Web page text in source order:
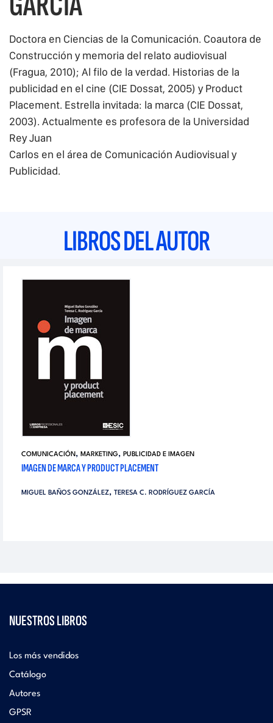
Doctora en Ciencias de la Comunicación. Coautora de
Construcción y memoria del relato audiovisual
(Fragua, 2010); Al filo de la verdad. Historias de la
publicidad en el cine (CIE Dossat, 2005) y Product
Placement. Estrella invitada: la marca (CIE Dossat,
2003). Actualmente es profesora de la Universidad
Rey Juan
Carlos en el área de Comunicación Audiovisual y
Publicidad.
LIBROS DEL AUTOR
COMUNICACIÓN, MARKETING, PUBLICIDAD E IMAGEN
IMAGEN DE MARCA Y PRODUCT PLACEMENT
MIGUEL BAÑOS GONZÁLEZ, TERESA C. RODRÍGUEZ GARCÍA
NUESTROS LIBROS
Los más vendidos
Catálogo
Autores
GPSR